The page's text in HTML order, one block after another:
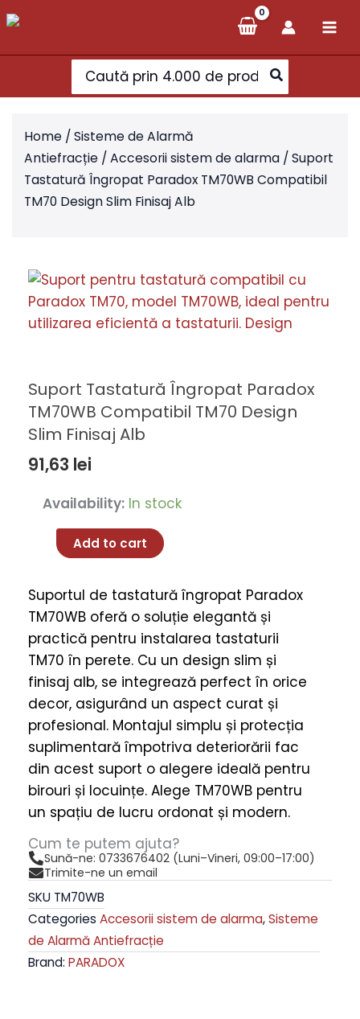
Skip
to
content
Search
for:
Home / Sisteme de Alarmă
Antiefracție / Accesorii sistem de alarma / Suport
Tastatură Îngropat Paradox TM70WB Compatibil
TM70 Design Slim Finisaj Alb
Suport Tastatură Îngropat Paradox
TM70WB Compatibil TM70 Design
Slim Finisaj Alb
91,63 lei
Availability: In stock
Tastatură
Îngropat
Paradox
Compatibil
TM70
Design
Slim
Finisaj
Alb
quantity
Add to cart
Suportul de tastatură îngropat Paradox
TM70WB oferă o soluție elegantă și
practică pentru instalarea tastaturii
TM70 în perete. Cu un design slim și
finisaj alb, se integrează perfect în orice
decor, asigurând un aspect curat și
profesional. Montajul simplu și protecția
suplimentară împotriva deteriorării fac
din acest suport o alegere ideală pentru
birouri și locuințe. Alege TM70WB pentru
un spațiu de lucru ordonat și modern.
Cum te putem ajuta?
Sună-ne: 0733676402 (Luni–Vineri, 09:00–17:00)
Trimite-ne un email
SKU TM70WB
Categories Accesorii sistem de alarma,Sisteme
de Alarmă Antiefracție
Brand: PARADOX